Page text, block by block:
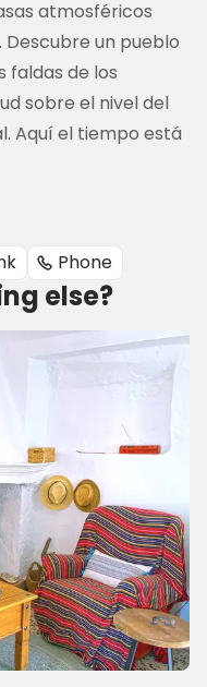
atmosféricos
un pueblo
faldas de los
sobre el nivel del
Aquí el tiempo está
Phone
else?